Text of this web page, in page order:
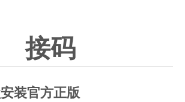
接码
装官方正版